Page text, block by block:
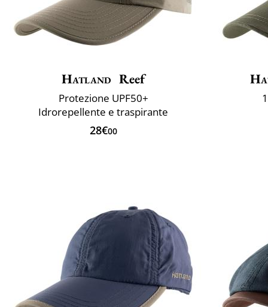
Hatland Reef
Protezione UPF50+
Idrorepellente e traspirante
28€00